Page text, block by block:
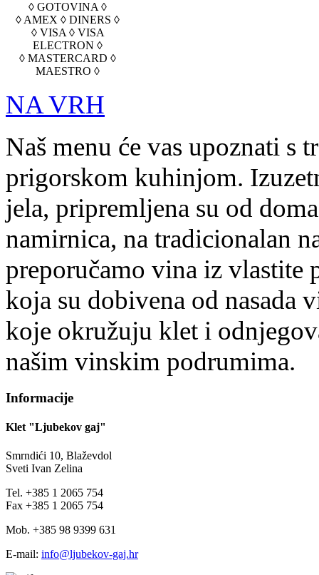
◊ GOTOVINA ◊
◊ AMEX ◊ DINERS ◊
◊ VISA ◊ VISA
ELECTRON ◊
◊ MASTERCARD ◊
MAESTRO ◊
NA VRH
Naš menu će vas upoznati s
prigorskom kuhinjom.
jela, pripremljena su od
namirnica, na tradicionalan
preporučamo vina iz vlastite
koja su dobivena od nasada
koje okružuju klet i
našim vinskim podrumima.
Informacije
Klet "Ljubekov gaj"
Smrndići 10, Blaževdol
Sveti Ivan Zelina
Tel. +385 1 2065 754
Fax +385 1 2065 754
Mob. +385 98 9399 631
E-mail: info@ljubekov-gaj.hr